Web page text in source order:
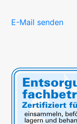
E-Mail senden